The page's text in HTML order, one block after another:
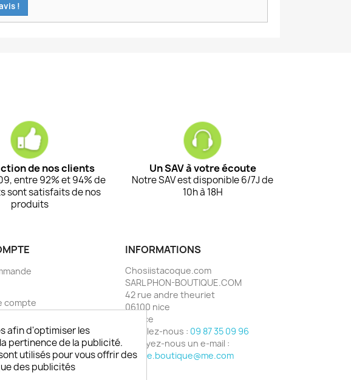
!
de nos clients
entre 92% et 94% de
sont satisfaits de nos
produits
Un SAV à votre écoute
Notre SAV est disponible 6/7J de
10h à 18H
compte
INFORMATIONS
Chosiistacoque.com
SARL PHON-BOUTIQUE.COM
42 rue andre theuriet
06100 nice
France
Appelez-nous : 09 87 35 09 96
Envoyez-nous un e-mail :
phone.boutique@me.com
afin d'optimiser les
pertinence de la publicité.
utilisés pour vous offrir des
des publicités